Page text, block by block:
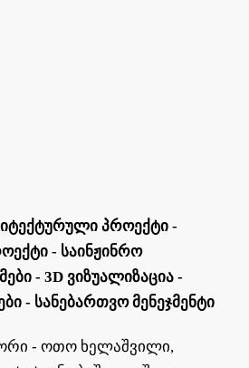
Პროექტი -
- Საინჟინრო
- 3D Ვიზუალიზაცია -
- Სანებართვო Მენეჯმენტი
- ოთო ხელაშვილი,